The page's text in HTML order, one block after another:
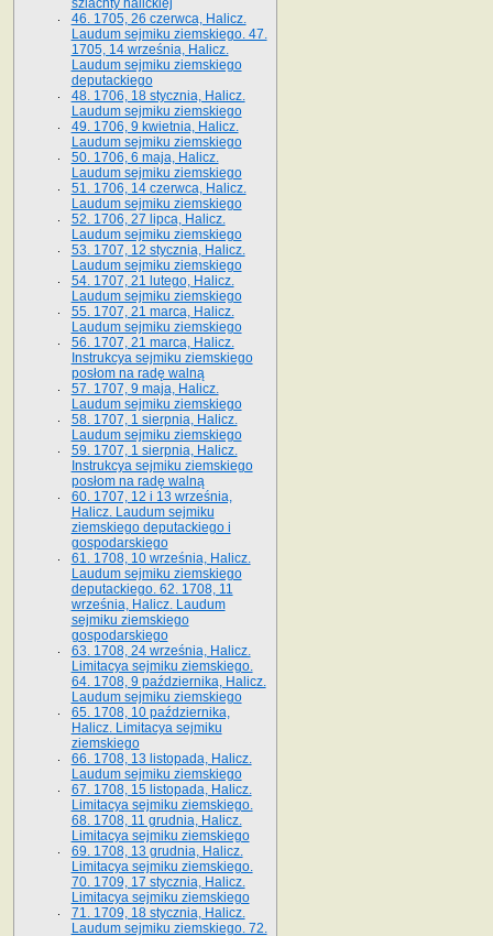
szlachty halickiej
46. 1705, 26 czerwca, Halicz.
Laudum sejmiku ziemskiego. 47.
1705, 14 września, Halicz.
Laudum sejmiku ziemskiego
deputackiego
48. 1706, 18 stycznia, Halicz.
Laudum sejmiku ziemskiego
49. 1706, 9 kwietnia, Halicz.
Laudum sejmiku ziemskiego
50. 1706, 6 maja, Halicz.
Laudum sejmiku ziemskiego
51. 1706, 14 czerwca, Halicz.
Laudum sejmiku ziemskiego
52. 1706, 27 lipca, Halicz.
Laudum sejmiku ziemskiego
53. 1707, 12 stycznia, Halicz.
Laudum sejmiku ziemskiego
54. 1707, 21 lutego, Halicz.
Laudum sejmiku ziemskiego
55. 1707, 21 marca, Halicz.
Laudum sejmiku ziemskiego
56. 1707, 21 marca, Halicz.
Instrukcya sejmiku ziemskiego
posłom na radę walną
57. 1707, 9 maja, Halicz.
Laudum sejmiku ziemskiego
58. 1707, 1 sierpnia, Halicz.
Laudum sejmiku ziemskiego
59. 1707, 1 sierpnia, Halicz.
Instrukcya sejmiku ziemskiego
posłom na radę walną
60. 1707, 12 i 13 września,
Halicz. Laudum sejmiku
ziemskiego deputackiego i
gospodarskiego
61. 1708, 10 września, Halicz.
Laudum sejmiku ziemskiego
deputackiego. 62. 1708, 11
września, Halicz. Laudum
sejmiku ziemskiego
gospodarskiego
63. 1708, 24 września, Halicz.
Limitacya sejmiku ziemskiego.
64. 1708, 9 października, Halicz.
Laudum sejmiku ziemskiego
65­. 1708, 10 października,
Halicz. Limitacya sejmiku
ziemskiego
66. 1708, 13 listopada, Halicz.
Laudum sejmiku ziemskiego
67. 1708, 15 listopada, Halicz.
Limitacya sejmiku ziemskiego.
68. 1708, 11 grudnia, Halicz.
Limitacya sejmiku ziemskiego
69. 1708, 13 grudnia, Halicz.
Limitacya sejmiku ziemskiego.
70. 1709, 17 stycznia, Halicz.
Limitacya sejmiku ziemskiego
71. 1709, 18 stycznia, Halicz.
Laudum sejmiku ziemskiego. 72.